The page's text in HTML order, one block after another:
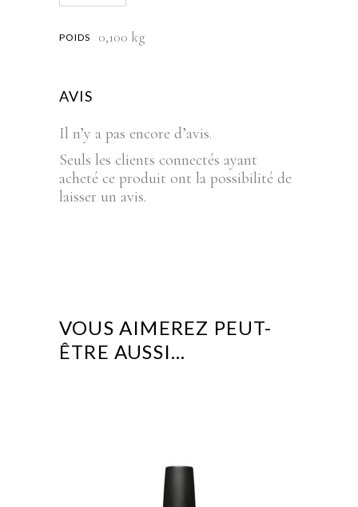
POIDS 0,100 kg
AVIS
Il n’y a pas encore d’avis.
Seuls les clients connectés ayant
acheté ce produit ont la possibilité de
laisser un avis.
VOUS AIMEREZ PEUT-
ÊTRE AUSSI…